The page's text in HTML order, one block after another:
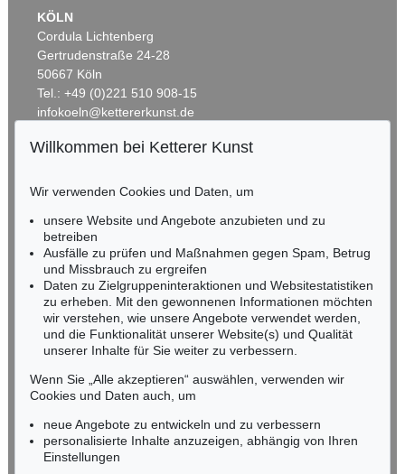
KÖLN
Cordula Lichtenberg
Gertrudenstraße 24-28
50667 Köln
Tel.: +49 (0)221 510 908-15
infokoeln@kettererkunst.de
RHEINLAND-PFALZ
Miriam Heß
Tel.: +49 (0)62 21 58 80-038
Fax: +49 (0)62 21 58 80-595
infoheidelberg@kettererkunst.de
NORDDEUTSCHLAND
Nico Kassel, M.A.
Tel.: +49 (0)89 55244-164
Mobil: +49 (0)171 8618661
n.kassel@kettererkunst.de
Keine Auktion mehr verpassen!
Willkommen bei Ketterer Kunst
Wir verwenden Cookies und Daten, um
unsere Website und Angebote anzubieten und zu
betreiben
Ausfälle zu prüfen und Maßnahmen gegen Spam, Betrug
und Missbrauch zu ergreifen
Daten zu Zielgruppeninteraktionen und Websitestatistiken
zu erheben. Mit den gewonnenen Informationen möchten
wir verstehen, wie unsere Angebote verwendet werden,
und die Funktionalität unserer Website(s) und Qualität
unserer Inhalte für Sie weiter zu verbessern.
Wenn Sie „Alle akzeptieren“ auswählen, verwenden wir
Cookies und Daten auch, um
neue Angebote zu entwickeln und zu verbessern
personalisierte Inhalte anzuzeigen, abhängig von Ihren
Einstellungen